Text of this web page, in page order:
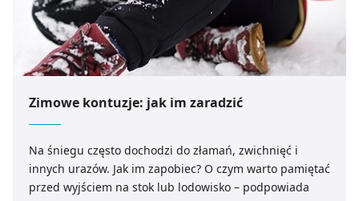
pozyskiwanie od Ciebie danych, które nie są niezbędne
dla funkcjonowania Strony. Będzie się to jednak wiązało
z brakiem dostępu do wszystkich funkcjonalności
Strony.
Zimowe kontuzje: jak im zaradzić
Na śniegu często dochodzi do złamań, zwichnięć i
innych urazów. Jak im zapobiec? O czym warto pamiętać
przed wyjściem na stok lub lodowisko – podpowiada